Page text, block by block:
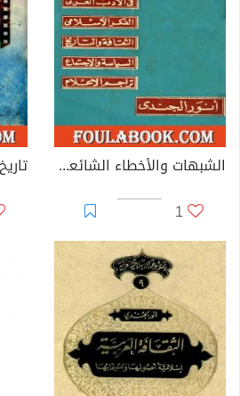
الشبهات والأخطاء الشائعة في الأدب العربي والتراجم والفكر الإسلامي
1